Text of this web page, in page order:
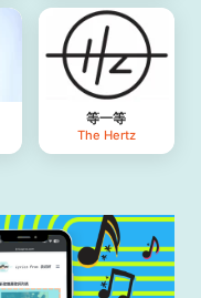
等一等
The Hertz